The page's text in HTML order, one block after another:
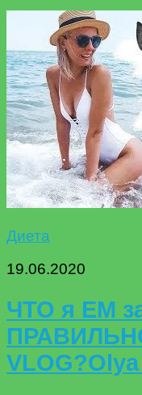
Диета
19.06.2020
ЧТО я ЕМ